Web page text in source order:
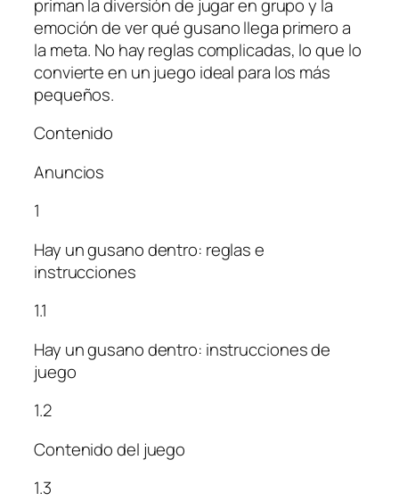
priman la diversión de jugar en grupo y la
emoción de ver qué gusano llega primero a
la meta. No hay reglas complicadas, lo que lo
convierte en un juego ideal para los más
pequeños.
Contenido
Anuncios
1
Hay un gusano dentro: reglas e
instrucciones
1.1
Hay un gusano dentro: instrucciones de
juego
1.2
Contenido del juego
1.3